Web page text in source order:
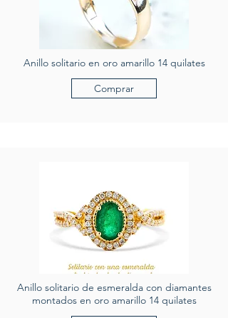
Anillo solitario en oro amarillo 14 quilates
Comprar
Anillo solitario de esmeralda con diamantes
montados en oro amarillo 14 quilates